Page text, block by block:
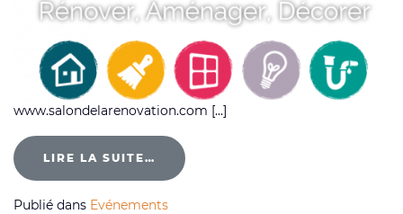
www.salondelarenovation.com […]
LIRE LA SUITE…
Publié dans Evénements